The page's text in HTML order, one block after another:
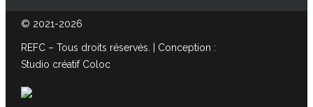
© 2021-2026
REFC – Tous droits réservés. | Conception :
Studio créatif Coloc